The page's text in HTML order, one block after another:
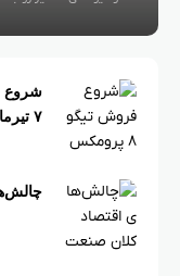
۷ تیرماه (ظرفیت محدود)